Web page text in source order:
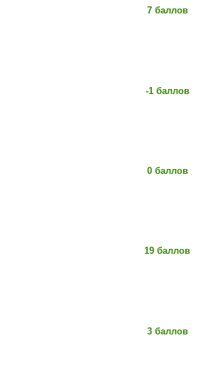
7 баллов
-1 баллов
0 баллов
19 баллов
3 баллов